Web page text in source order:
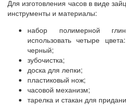
Для изготовления часов в виде
инструменты и материалы:
набор полимерной
использовать четыре
черный;
зубочистка;
доска для лепки;
пластиковый нож;
часовой механизм;
тарелка и стакан для